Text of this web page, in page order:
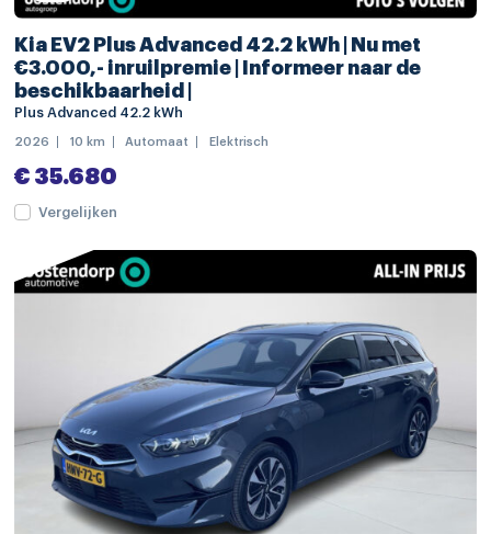
binnenspiegel automatisch dimmend
elektrische ramen achter
elektrische ramen voor
stuur verstelbaar
stuurwiel multifunctioneel
voorstoelen in hoogte verstelbaar
alarm klasse 1(startblokkering)
bandenspanningscontrolesysteem
bestuurdersairbag
Brake Assist System
elektronische remkrachtverdeling
Elektronisch Stabiliteits Programma
Kia EV2 Plus Advanced 42.2 kWh | Nu met
€3.000,- inruilpremie | Informeer naar de
beschikbaarheid |
Plus Advanced 42.2 kWh
2026 10 km Automaat Elektrisch
€ 35.680
Vergelijken